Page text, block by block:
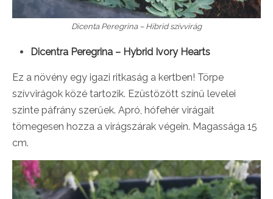
Dicenta Peregrina – Hibrid szívvirág
Dicentra Peregrina – Hybrid Ivory Hearts
Ez a növény egy igazi ritkaság a kertben! Törpe
szívvirágok közé tartozik. Ezüstözött színű levelei
szinte páfrány szerűek. Apró, hófehér virágait
tömegesen hozza a virágszárak végein. Magassága 15
cm.